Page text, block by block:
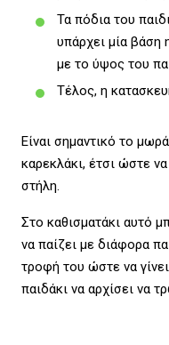
Τα πόδια του
υπάρχει μία βάση
με το ύψος του
Τέλος, η
Είναι σημαντικό το
καρεκλάκι, έτσι ώστε
στήλη.
Στο καθισματάκι αυτό
να παίζει με διάφορα
τροφή του ώστε να
παιδάκι να αρχίσει να